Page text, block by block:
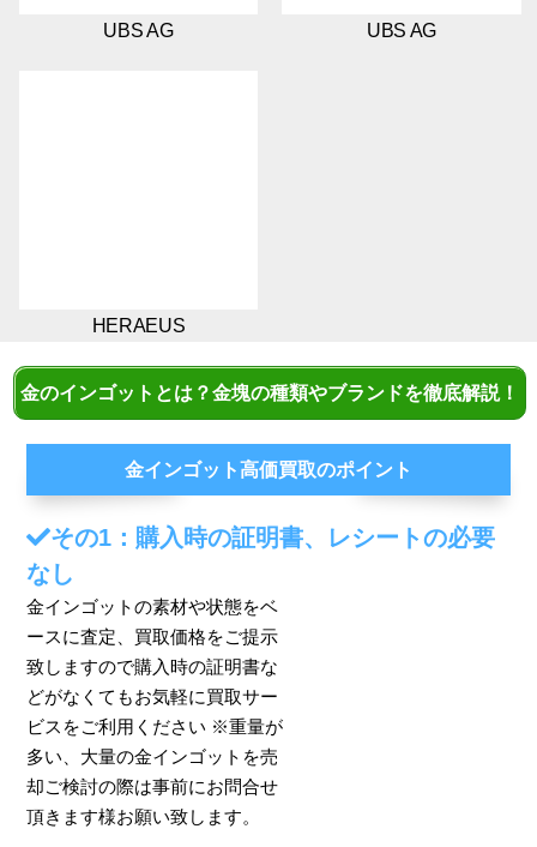
UBS AG UBS AG
HERAEUS
金のインゴットとは？金塊の種類やブランドを徹底解説！
金インゴット高価買取のポイント
その1：購入時の証明書、レシートの必要
なし
金インゴットの素材や状態をベ
ースに査定、買取価格をご提示
致しますので購入時の証明書な
どがなくてもお気軽に買取サー
ビスをご利用ください ※重量が
多い、大量の金インゴットを売
却ご検討の際は事前にお問合せ
頂きます様お願い致します。